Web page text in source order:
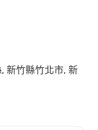
新竹縣竹北市, 新